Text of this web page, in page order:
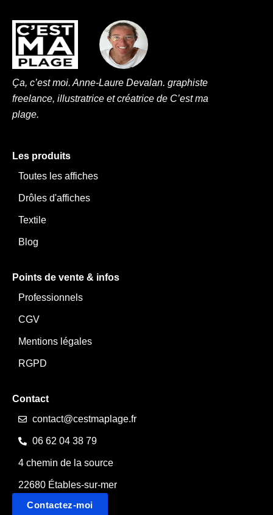
b
o
o
k
a
g
r
a
m
n
Ça, c’est moi. Anne-Laure Devalan. graphiste
freelance, illustratrice et créatrice de C’est ma
plage.
Les produits
Toutes les affiches
Drôles d'affiches
Textile
Blog
Points de vente & infos
Professionnels
CGV
Mentions légales
RGPD
Contact
contact@cestmaplage.fr
06 62 04 38 79
4 chemin de la source
22680 Étables-sur-mer
Contactez-moi